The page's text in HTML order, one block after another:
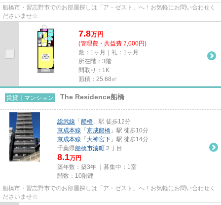
船橋市・習志野市でのお部屋探しは「ア・ゼスト」へ！お気軽にお問い合わせく
ださいませ☆
7.8万円
(管理費・共益費 7,000円)
敷：1ヶ月｜礼：1ヶ月
所在階：3階
間取り：1K
面積：25.68㎡
賃貸｜マンション The Residence船橋
総武線 「 船橋 」駅 徒歩12分
京成本線 「 京成船橋 」駅 徒歩10分
京成本線 「 大神宮下 」駅 徒歩14分
千葉県船橋市湊町 ２丁目
8.1万円
築年数：築3年 ｜募集中： 1室
階数：10階建
船橋市・習志野市でのお部屋探しは「ア・ゼスト」へ！お気軽にお問い合わせく
ださいませ☆